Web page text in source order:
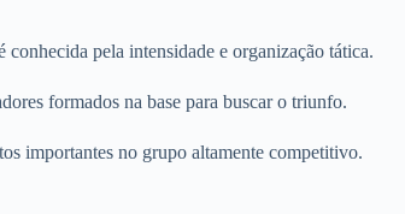
pela intensidade e organização tática.
formados na base para buscar o triunfo.
importantes no grupo altamente competitivo.